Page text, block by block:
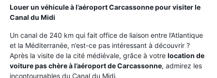
Louer un véhicule à l’aéroport Carcassonne pour visiter le
Canal du Midi
Un canal de 240 km qui fait office de liaison entre l’Atlantique
et la Méditerranée, n’est-ce pas intéressant à découvrir ?
Après la visite de la cité médiévale, grâce à votre location de
voiture pas chère à l’aéroport de Carcassonne, admirez les
incontournables du Canal du Midi.